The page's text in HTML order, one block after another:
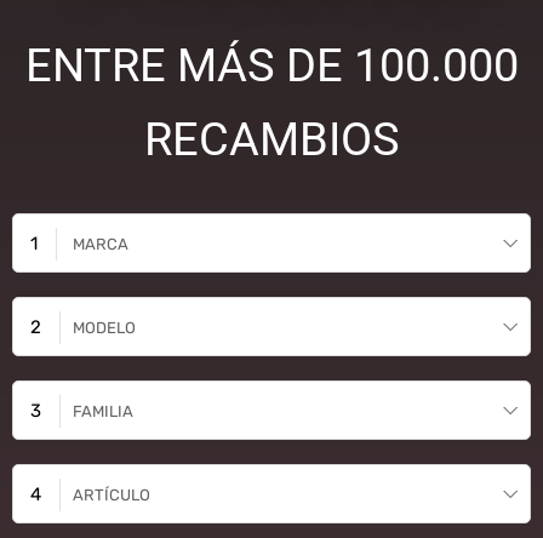
ENTRE MÁS DE 100.000
RECAMBIOS
MARCA
MODELO
FAMILIA
ARTÍCULO